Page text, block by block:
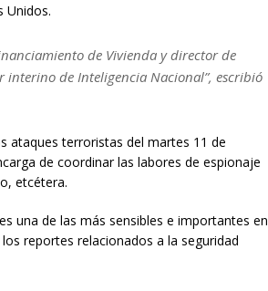
Unidos.
de Vivienda y director de
interino de Inteligencia Nacional”, escribió
ataques terroristas del martes 11 de
de coordinar las labores de espionaje
etcétera.
una de las más sensibles e importantes en
reportes relacionados a la seguridad